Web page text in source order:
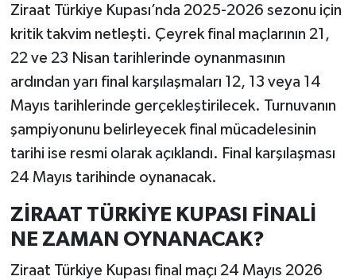
Ziraat Türkiye Kupası’nda 2025-2026 sezonu için
kritik takvim netleşti. Çeyrek final maçlarının 21,
22 ve 23 Nisan tarihlerinde oynanmasının
ardından yarı final karşılaşmaları 12, 13 veya 14
Mayıs tarihlerinde gerçekleştirilecek. Turnuvanın
şampiyonunu belirleyecek final mücadelesinin
tarihi ise resmi olarak açıklandı. Final karşılaşması
24 Mayıs tarihinde oynanacak.
ZİRAAT TÜRKİYE KUPASI FİNALİ
NE ZAMAN OYNANACAK?
Ziraat Türkiye Kupası final maçı 24 Mayıs 2026